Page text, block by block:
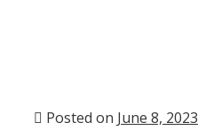
Posted on June 8, 2023